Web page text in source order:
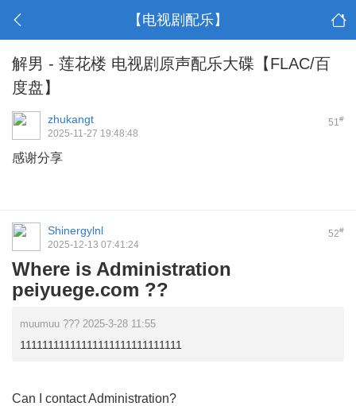
【电视剧配乐】
解男 - 莲花楼 电视剧原声配乐大碟【FLAC/百
度盘】
51#
zhukangt
2025-11-27 19:48:48
感谢分享
52#
Shinergylnl
2025-12-13 07:41:24
Where is Administration
peiyuege.com ??
muumuu ??? 2025-3-28 11:55
11111111111111111111111111111
Can I contact Administration?